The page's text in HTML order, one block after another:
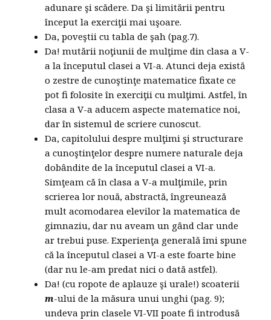
adunare şi scădere. Da şi limitării pentru
început la exerciţii mai uşoare.
Da, poveştii cu tabla de şah (pag.7).
Da! mutării noţiunii de mulţime din clasa a V-
a la începutul clasei a VI-a. Atunci deja există
o zestre de cunoştinţe matematice fixate ce
pot fi folosite în exerciţii cu mulţimi. Astfel, în
clasa a V-a aducem aspecte matematice noi,
dar în sistemul de scriere cunoscut.
Da, capitolului despre mulţimi şi structurare
a cunoştinţelor despre numere naturale deja
dobândite de la începutul clasei a VI-a.
Simţeam că în clasa a V-a mulţimile, prin
scrierea lor nouă, abstractă, îngreunează
mult acomodarea elevilor la matematica de
gimnaziu, dar nu aveam un gând clar unde
ar trebui puse. Experienţa generală îmi spune
că la începutul clasei a VI-a este foarte bine
(dar nu le-am predat nici o dată astfel).
Da! (cu ropote de aplauze şi urale!) scoaterii
m-ului de la măsura unui unghi (pag. 9);
undeva prin clasele VI-VII poate fi introdusă